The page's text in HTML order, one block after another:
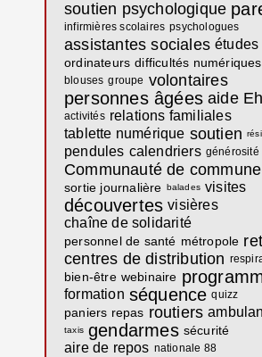
soutien psychologique
infirmières scolaires psychologues
assistantes sociales études
ordinateurs difficultés numériques
blouses groupe volontaires
personnes âgées aide
activités relations familiales
tablette numérique soutien
pendules calendriers générosité
Communauté de commune
sortie journalière balades visites
découvertes visières
chaîne de solidarité
personnel de santé métropole
centres de distribution
bien-être webinaire
formation séquence quizz
paniers repas routiers
taxis gendarmes sécurité
aire de repos nationale 88